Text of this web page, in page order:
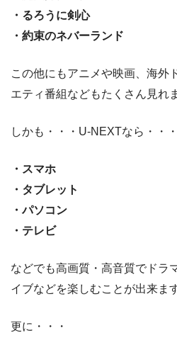
・るろうに剣心
・約束のネバーランド
この他にもアニメや映画、海外
エティ番組などもたくさん見れ
しかも・・・U-NEXTなら・・・
・スマホ
・タブレット
・パソコン
・テレビ
などでも高画質・高音質でドラ
イブなどを楽しむことが出来ま
更に・・・